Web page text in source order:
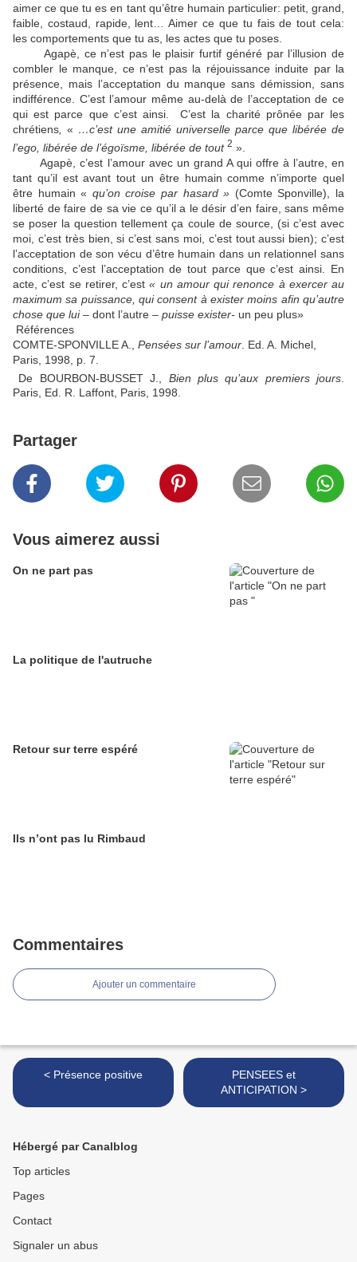
aimer ce que tu es en tant qu’être humain particulier: petit, grand,
faible, costaud, rapide, lent… Aimer ce que tu fais de tout cela:
les comportements que tu as, les actes que tu poses.
Agapè, ce n’est pas le plaisir furtif généré par l’illusion de
combler le manque, ce n’est pas la réjouissance induite par la
présence, mais l’acceptation du manque sans démission, sans
indifférence. C’est l’amour même au-delà de l’acceptation de ce
qui est parce que c’est ainsi. C’est la charité prônée par les
chrétiens
« …c’est une amitié universelle parce que libérée de
l’ego, libérée de l’égoïsme, libérée de tout 2 ».
Agapè, c’est l’amour avec un grand A qui offre à l’autre, en
tant qu’il est avant tout un être humain comme n’importe quel
être humain « qu’on croise par hasard » (Comte Sponville), la
liberté de faire de sa vie ce qu’il a le désir d’en faire, sans même
se poser la question tellement ça coule de source, (si c’est avec
moi, c’est très bien, si c’est sans moi, c’est tout aussi bien); c’est
l’acceptation de son vécu d’être humain dans un relationnel sans
conditions, c’est l’acceptation de tout parce que c’est ainsi. En
acte, c’est se retirer, c’est« un amour qui renonce à exercer au
maximum sa puissance, qui consent à exister moins afin qu’autre
chose que lui – dont l’autre – puisse exister- un peu plus»
Références
COMTE-SPONVILLE A., Pensées sur l’amour . Ed. A. Michel,
Paris, 1998, p. 7.
De BOURBON-BUSSET J., Bien plus qu’aux premiers jours
Paris, Ed. R. Laffont, Paris, 1998.
Partager
Vous aimerez aussi
On ne part pas
La politique de l'autruche
Retour sur terre espéré
Ils n’ont pas lu Rimbaud
Commentaires
Ajouter un commentaire
< Présence positive
PENSEES et
ANTICIPATION >
Hébergé par Canalblog
Top articles
Pages
Contact
Signaler un abus